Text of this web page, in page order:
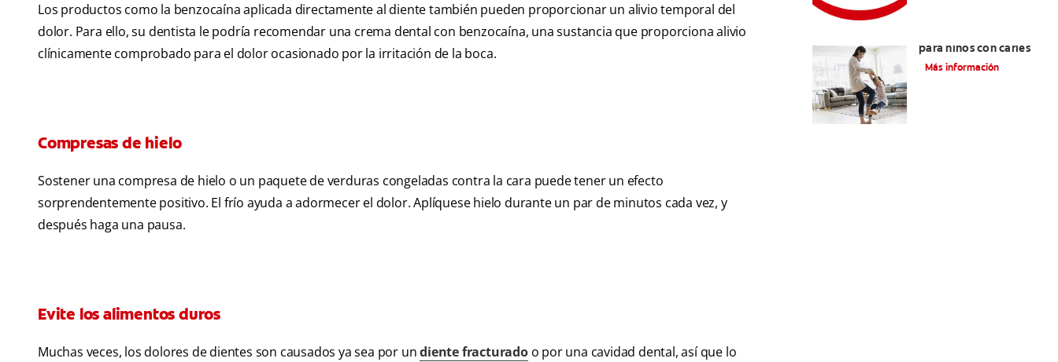
Los productos como la benzocaína aplicada directamente al diente también pueden proporcionar un alivio temporal del
dolor. Para ello, su dentista le podría recomendar una crema dental con benzocaína, una sustancia que proporciona alivio
clínicamente comprobado para el dolor ocasionado por la irritación de la boca.
Compresas de hielo
Sostener una compresa de hielo o un paquete de verduras congeladas contra la cara puede tener un efecto
sorprendentemente positivo. El frío ayuda a adormecer el dolor. Aplíquese hielo durante un par de minutos cada vez, y
después haga una pausa.
Evite los alimentos duros
Muchas veces, los dolores de dientes son causados ya sea por undiente fracturadoo por una cavidad dental, así que lo
para niños con caries
Más información